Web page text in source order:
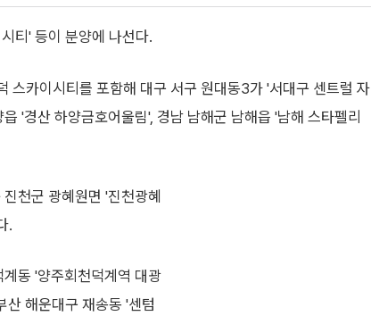
티' 등이 분양에 나선다.
스카이시티를 포함해 대구 서구 원대동3가 '서대구 센트럴 자
'경산 하양금호어울림', 경남 남해군 남해읍 '남해 스타펠리
천군 광혜원면 '진천광혜
.
동 '양주회천덕계역 대광
산 해운대구 재송동 '센텀